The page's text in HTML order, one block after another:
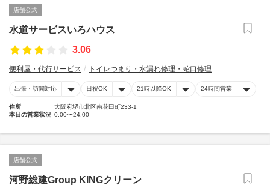
店舗公式
水道サービスいろハウス
3.06
便利屋・代行サービス トイレつまり・水漏れ修理・蛇口修理
出張・訪問対応 日祝OK 21時以降OK 24時間営業
住所
大阪府堺市北区南花田町233-1
本日の営業状況 0:00〜24:00
店舗公式
河野総建Group KINGクリーン